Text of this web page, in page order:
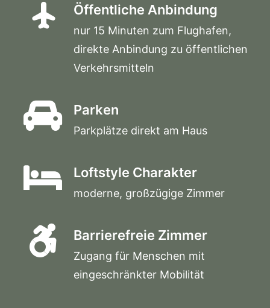
Öffentliche Anbindung
nur 15 Minuten zum Flughafen,
direkte Anbindung zu öffentlichen
Verkehrsmitteln
Parken
Parkplätze direkt am Haus
Loftstyle Charakter
moderne, großzügige Zimmer
Barrierefreie Zimmer
Zugang für Menschen mit
eingeschränkter Mobilität